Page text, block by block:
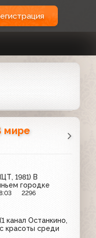
мире
1981) В
городке
2296
канал Останкино,
красоты среди